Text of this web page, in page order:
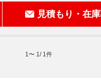
見積もり・在
1 〜 1 / 1 件